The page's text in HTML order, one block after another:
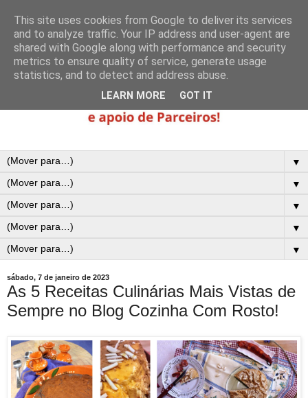
▼
▼
▼
▼
▼
sábado, 7 de janeiro de 2023
As 5 Receitas Culinárias Mais Vistas de
Sempre no Blog Cozinha Com Rosto!
This site uses cookies from Google to deliver its services
and to analyze traffic. Your IP address and user-agent are
shared with Google along with performance and security
metrics to ensure quality of service, generate usage
statistics, and to detect and address abuse.
LEARN MORE GOT IT